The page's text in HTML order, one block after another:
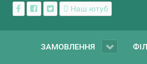
Наш ютуб
ЗАМОВЛЕННЯ